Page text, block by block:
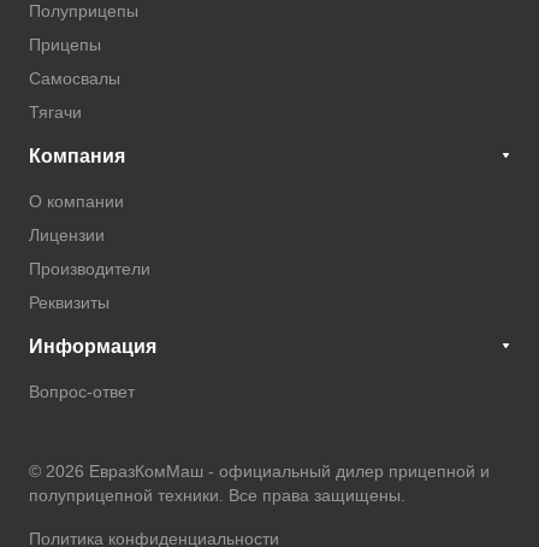
Полуприцепы
Прицепы
Самосвалы
Тягачи
Компания
О компании
Лицензии
Производители
Реквизиты
Информация
Вопрос-ответ
© 2026 ЕвразКомМаш - официальный дилер прицепной и
полуприцепной техники . Все права защищены.
Политика конфиденциальности